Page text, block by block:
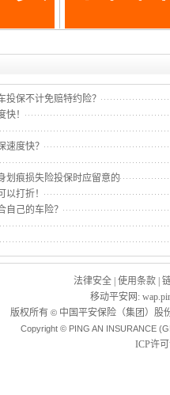
保不计免赔特约险？
！
速度快？
划痕损失险投保时应留意的
打折！
己的车险？
法律安全 使用条款
移动平安网 :
版权所有 ©中国平安保险（集团）股
Copyright © PING AN INSURANCE
ICP许